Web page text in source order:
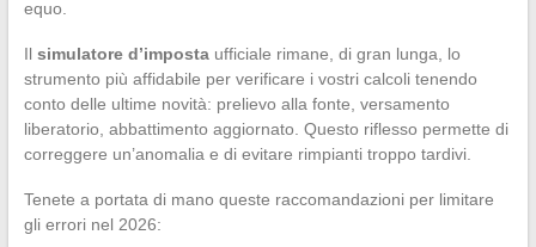
equo.
Il simulatore d’impostaufficiale rimane, di gran lunga, lo
strumento più affidabile per verificare i vostri calcoli tenendo
conto delle ultime novità: prelievo alla fonte, versamento
liberatorio, abbattimento aggiornato. Questo riflesso permette di
correggere un’anomalia e di evitare rimpianti troppo tardivi.
Tenete a portata di mano queste raccomandazioni per limitare
gli errori nel 2026: